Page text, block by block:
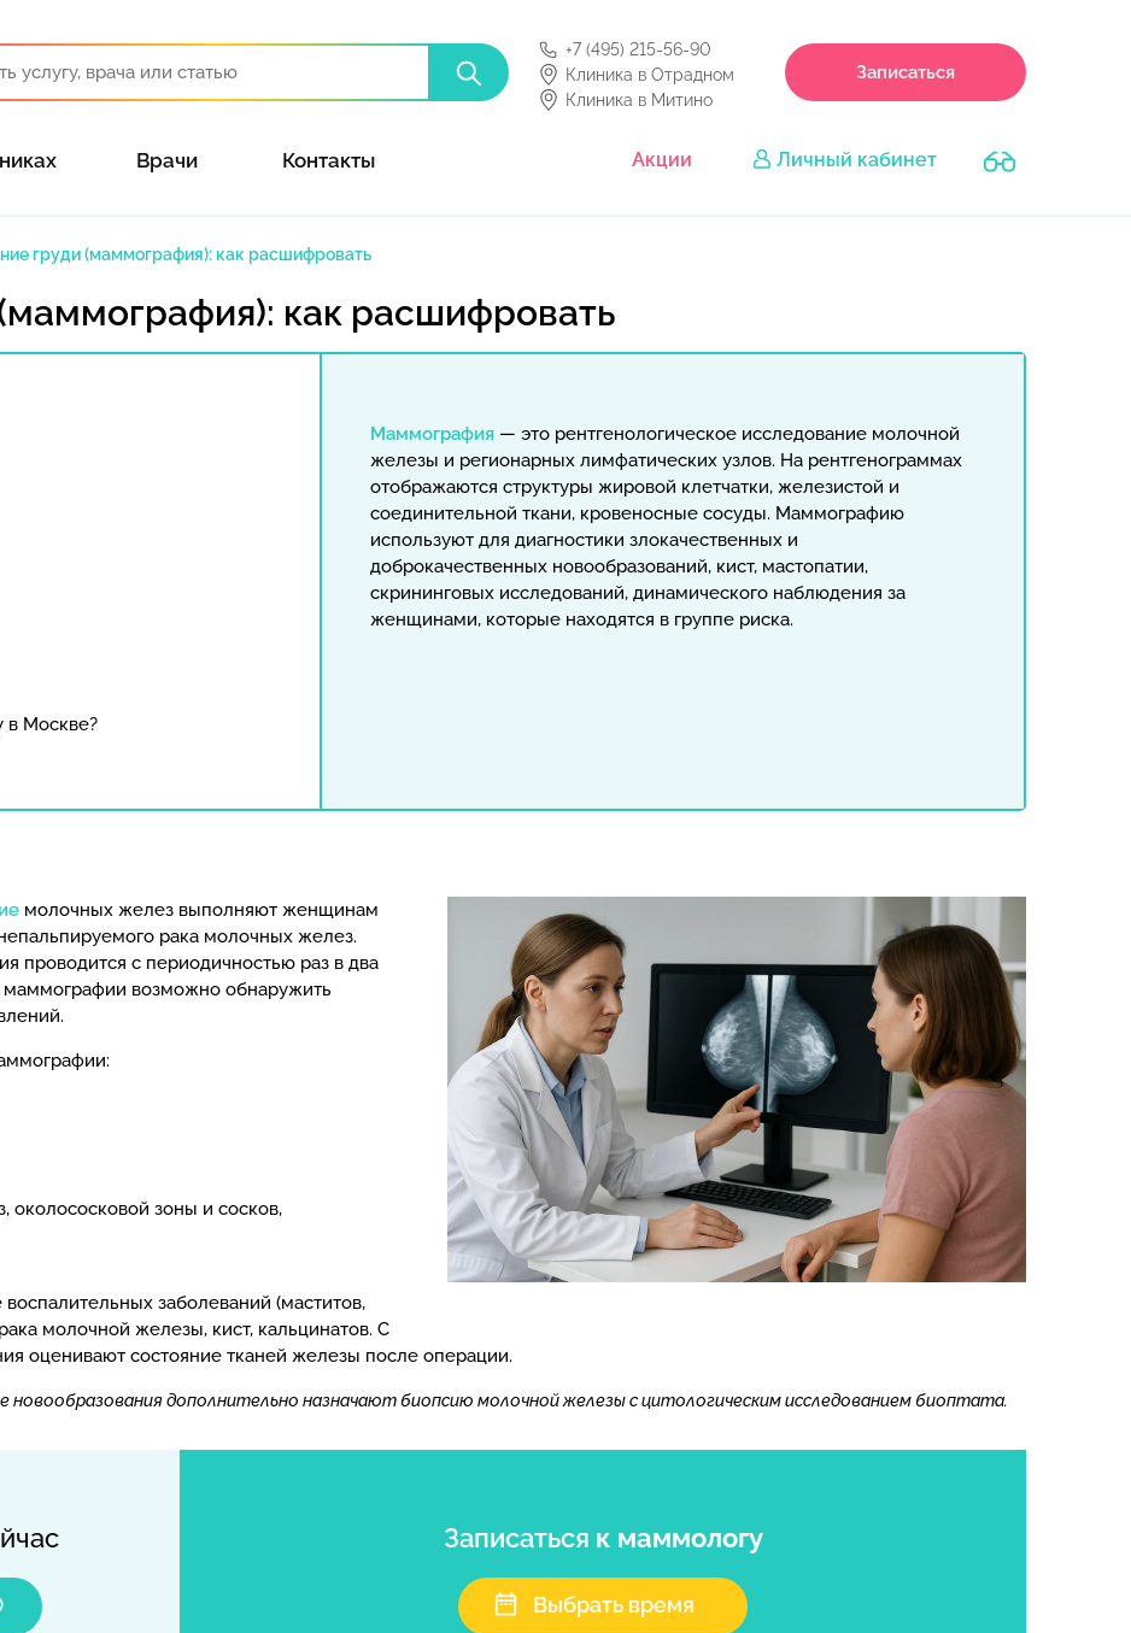
+7 (495) 215-56-90
Клиника в Отрадном
Клиника в Митино
Записаться
Врачи Контакты Акции Личный кабинет
груди (маммография): как расшифровать
как расшифровать
в Москве?
Маммография — это рентгенологическое исследование молочной
железы и регионарных лимфатических узлов. На рентгенограммах
отображаются структуры жировой клетчатки, железистой и
соединительной ткани, кровеносные сосуды. Маммографию
используют для диагностики злокачественных и
доброкачественных новообразований, кист, мастопатии,
скрининговых исследований, динамического наблюдения за
женщинами, которые находятся в группе риска.
молочных желез выполняют женщинам
рака молочных желез.
с периодичностью раз в два
возможно обнаружить
зоны и сосков,
заболеваний (маститов,
молочной железы, кист, кальцинатов. С
оценивают состояние тканей железы после операции.
новообразования дополнительно назначают биопсию молочной железы с цитологическим исследованием биоптата.
Записаться к маммологу
Выбрать время